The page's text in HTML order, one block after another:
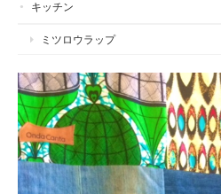
キッチン
ミツロウラップ